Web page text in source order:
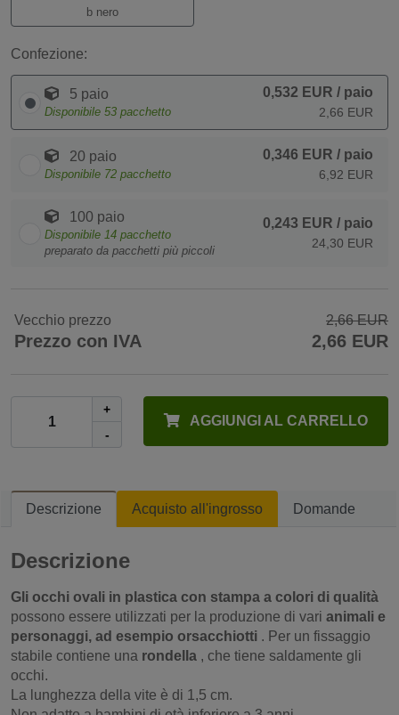
b nero
Confezione:
5 paio
Disponibile 53 pacchetto
0,532 EUR / paio
2,66 EUR
20 paio
Disponibile 72 pacchetto
0,346 EUR / paio
6,92 EUR
100 paio
Disponibile 14 pacchetto
preparato da pacchetti più piccoli
0,243 EUR / paio
24,30 EUR
Vecchio prezzo 2,66 EUR
Prezzo con IVA 2,66 EUR
+
-
AGGIUNGI AL CARRELLO
Descrizione Acquisto all'ingrosso Domande
Descrizione
Gli occhi ovali in plastica con stampa a colori di qualità
possono essere utilizzati per la produzione di vari animali e
personaggi, ad esempio orsacchiotti . Per un fissaggio
stabile contiene una rondella , che tiene saldamente gli
occhi.
La lunghezza della vite è di 1,5 cm.